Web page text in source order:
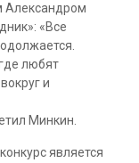
Александром
«Все
любят
и
Минкин.
является